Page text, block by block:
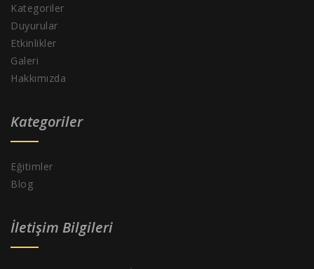
Kategoriler
Duyurular
Etkinlikler
Galeri
Hakkımızda
Kategoriler
Eğitimler
Blog
İletişim Bilgileri